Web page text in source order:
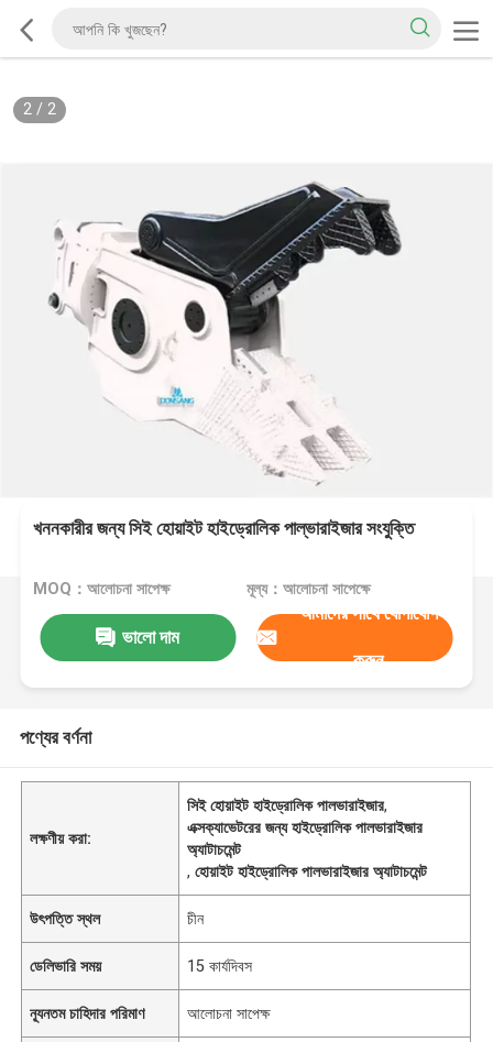
2/ 2
খননকারীর জন্য সিই হোয়াইট হাইড্রোলিক পাল্ভারাইজার সংযুক্তি
MOQ：আলোচনা সাপেক্ষ মূল্য：আলোচনা সাপেক্ষে
ভালো দাম
আমাদের সাথে যোগাযোগ
করুন
পণ্যের বর্ণনা
লক্ষণীয় করা:
সিই হোয়াইট হাইড্রোলিক পালভারাইজার,
এক্সক্যাভেটরের জন্য হাইড্রোলিক পালভারাইজার
অ্যাটাচমেন্ট
,হোয়াইট হাইড্রোলিক পালভারাইজার অ্যাটাচমেন্ট
উৎপত্তি স্থল চীন
ডেলিভারি সময় 15 কার্যদিবস
ন্যূনতম চাহিদার পরিমাণ আলোচনা সাপেক্ষ